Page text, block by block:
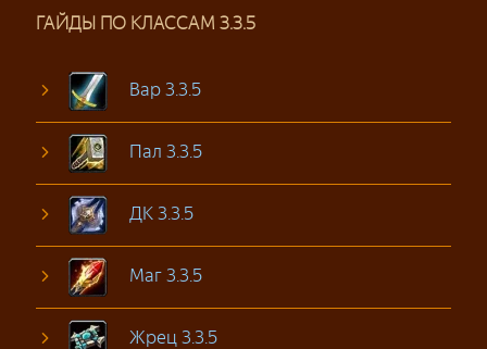
ГАЙДЫ ПО КЛАССАМ 3.3.5
Вар 3.3.5
Пал 3.3.5
ДК 3.3.5
Маг 3.3.5
Жрец 3.3.5